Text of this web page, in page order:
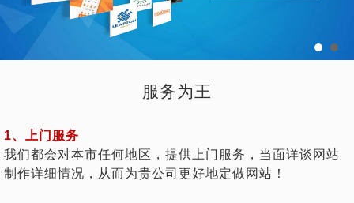
服务为王
1、上门服务
我们都会对本市任何地区，提供上门服务，当面详谈网站
制作详细情况，从而为贵公司更好地定做网站！